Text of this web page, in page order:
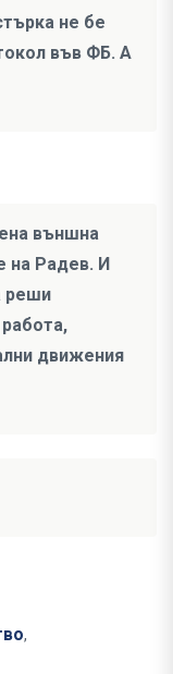
не бе
във ФБ. А
външна
на Радев. И
реши
движения
,